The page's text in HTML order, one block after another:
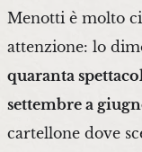
Menotti è molto
attenzione: lo
quaranta
settembre a
cartellone dove